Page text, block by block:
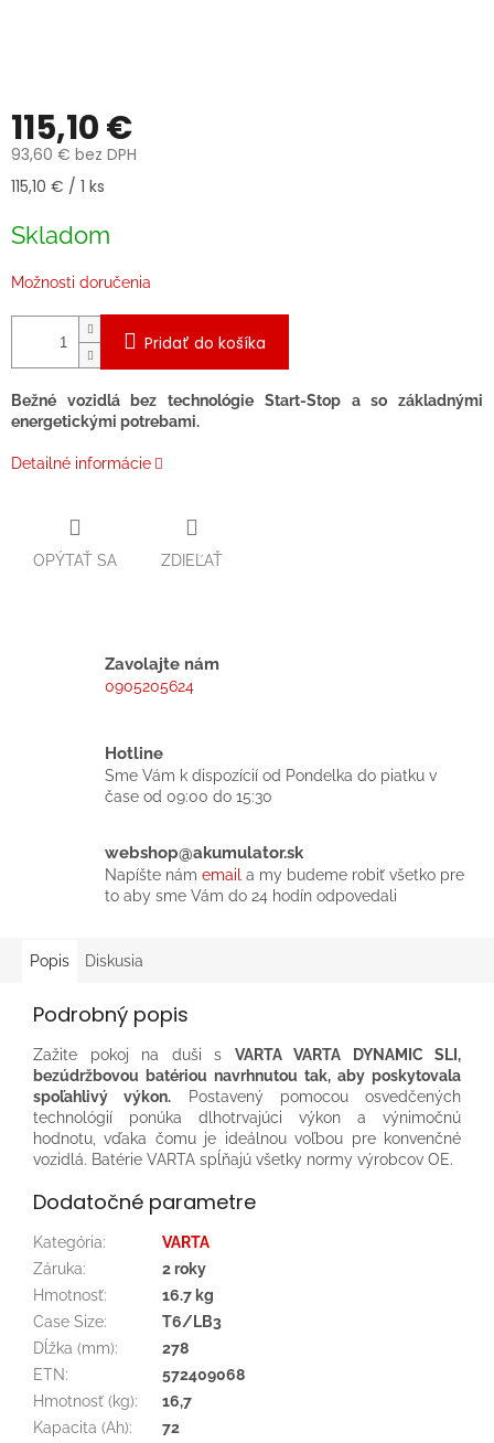
115,10 €
93,60 € bez DPH
Jednotková
115,10 € / 1 ks
Skladom
Možnosti doručenia
Pridať do košíka
Bežné vozidlá bez technológie Start-Stop a so základnými
energetickými potrebami.
Detailné informácie
OPÝTAŤ SA ZDIEĽAŤ
Zavolajte nám
0905205624
Hotline
Sme Vám k dispozícií od Pondelka do piatku v
čase od 09:00 do 15:30
webshop@akumulator.sk
Napíšte nám email a my budeme robiť všetko pre
to aby sme Vám do 24 hodín odpovedali
Popis Diskusia
Podrobný popis
Zažite pokoj na duši s VARTA VARTA DYNAMIC SLI,
bezúdržbovou batériou navrhnutou tak, aby poskytovala
spoľahlivý výkon. Postavený pomocou osvedčených
technológií ponúka dlhotrvajúci výkon a výnimočnú
hodnotu, vďaka čomu je ideálnou voľbou pre konvenčné
vozidlá. Batérie VARTA spĺňajú všetky normy výrobcov OE.​
Dodatočné parametre
Kategória:
VARTA
Záruka:
2 roky
Hmotnosť:
16.7 kg
Case Size:
T6/LB3
Dĺžka (mm):
278
ETN:
572409068
Hmotnosť (kg):
16,7
Kapacita (Ah):
72